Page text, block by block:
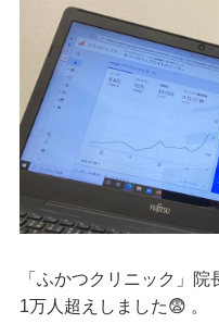
「ふかつクリニック」
1万人超えしました😨 。